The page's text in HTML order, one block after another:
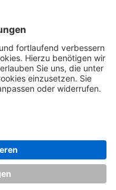
Facebook
auf YouTube